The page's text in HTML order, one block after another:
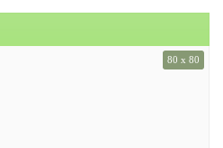
80 x 80